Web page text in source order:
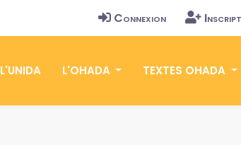
Connexion
L'UNIDA L'OHADA TEXTES OHADA